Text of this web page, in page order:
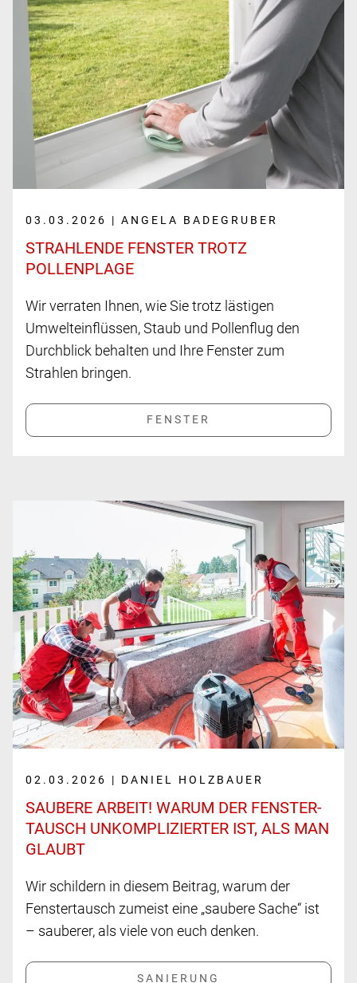
03.03.2026 | ANGELA BADEGRUBER
STRAHLENDE FENSTER TROTZ
POLLENPLAGE
Wir verraten Ihnen, wie Sie trotz lästigen
Umwelteinflüssen, Staub und Pollenflug den
Durchblick behalten und Ihre Fenster zum
Strahlen bringen.
02.03.2026 | DANIEL HOLZBAUER
SAUBERE ARBEIT! WARUM DER FENSTER­
TAUSCH UNKOM­PLIZIERTER IST, ALS MAN
GLAUBT
Wir schildern in diesem Beitrag, warum der
Fenstertausch zumeist eine „saubere Sache“ ist
– sauberer, als viele von euch denken.